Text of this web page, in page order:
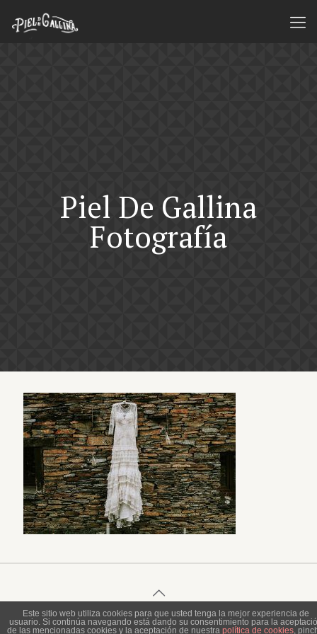
Piel De Gallina
Fotografía
© 2023 Piel de Gallina Fotografía
Este sitio web utiliza cookies para que usted tenga la mejor experiencia de
usuario. Si continúa navegando está dando su consentimiento para la
de las mencionadas cookies y la aceptación de nuestra política de cookies,